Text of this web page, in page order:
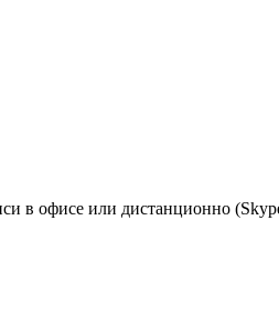
в офисе или дистанционно